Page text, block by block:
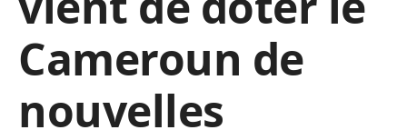
Cameroun de
nouvelles